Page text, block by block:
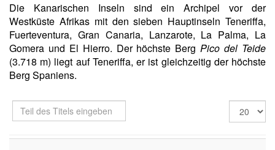
Die Kanarischen Inseln sind ein Archipel vor der
Westküste Afrikas mit den sieben Hauptinseln Teneriffa,
Fuerteventura, Gran Canaria, Lanzarote, La Palma, La
Gomera und El Hierro. Der höchste BergPico del Teide
(3.718 m) liegt auf Teneriffa, er ist gleichzeitig der höchste
Berg Spaniens.
Teil
des
Anzeige
#